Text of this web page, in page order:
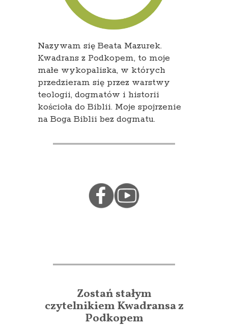
Nazywam się Beata Mazurek.
Kwadrans z Podkopem, to moje
małe wykopaliska, w których
przedzieram się przez warstwy
teologii, dogmatów i historii
kościoła do Biblii. Moje spojrzenie
na Boga Biblii bez dogmatu.
Zostań stałym
czytelnikiem Kwadransa z
Podkopem